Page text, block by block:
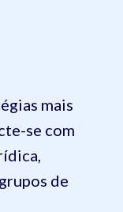
mais
se com
de